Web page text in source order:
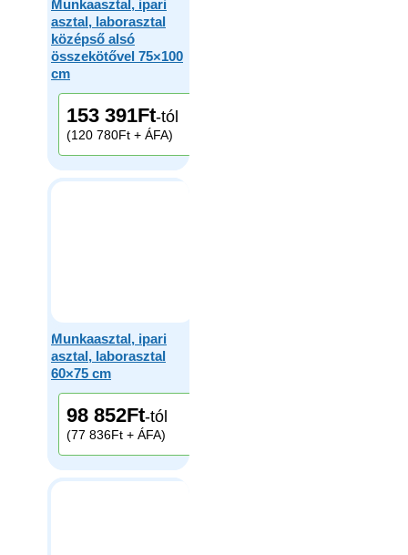
Munkaasztal, ipari
asztal, laborasztal
középső alsó
összekötővel 75×100
cm
153 391Ft-tól
(120 780Ft + ÁFA)
Munkaasztal, ipari
asztal, laborasztal
60×75 cm
98 852Ft-tól
(77 836Ft + ÁFA)